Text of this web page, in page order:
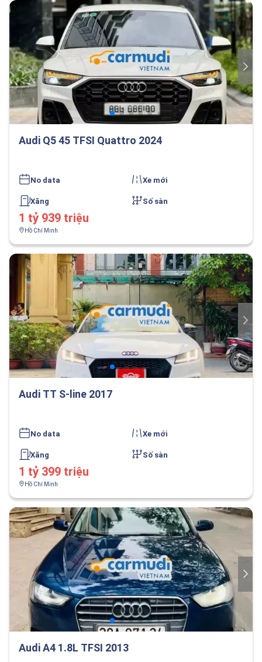
Audi Q5 45 TFSI Quattro 2024
No data Xe mới
Xăng Số sàn
1 tỷ 939 triệu
Hồ Chí Minh
Audi TT S-line 2017
No data Xe mới
Xăng Số sàn
1 tỷ 399 triệu
Hồ Chí Minh
Audi A4 1.8L TFSI 2013